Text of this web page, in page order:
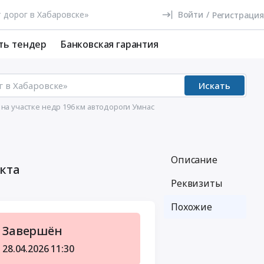
Войти / Регистрация
тендер Банковская гарантия
Искать
участке недр 196 км автодороги Умнас
Завершён
28.04.2026 11:30
Описание
Реквизиты
Похожие